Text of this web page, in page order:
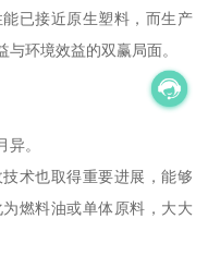
已接近原生塑料，而生产
环境效益的双赢局面。
。
术也取得重要进展，能够
燃料油或单体原料，大大